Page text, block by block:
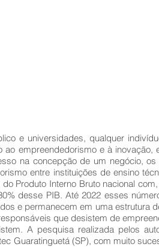
e universidades, qualquer
empreendedorismo e à inovação,
na concepção de um negócio,
entre instituições de ensino
Produto Interno Bruto nacional
desse PIB. Até 2022 esses
e permanecem em uma estrutura
que desistem de
A pesquisa realizada pelos
Guaratinguetá (SP), com muito